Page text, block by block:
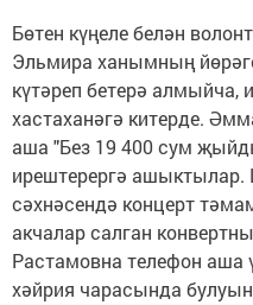
Бөтен күңеле белән
Эльмира ханымның
күтәреп бетерә алмыйча,
хастаханәгә китерде.
аша "Без 19 400 сум
ирештерергә ашыктылар.
сәхнәсендә концерт
акчалар салган
Растамовна телефон аша
хәйрия чарасында